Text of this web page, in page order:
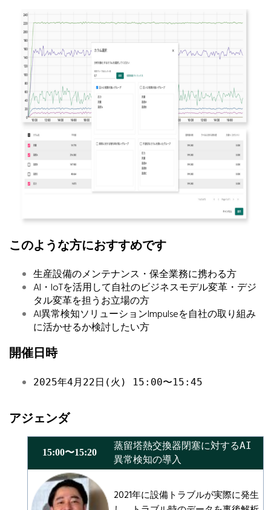
このような方におすすめです
生産設備のメンテナンス・保全業務に携わる方
AI・IoTを活用して自社のビジネスモデル変革・デジ
タル変革を担うお立場の方
AI異常検知ソリューションImpulseを自社の取り組み
に活かせるか検討したい方
開催日時
2025年4月22日(火) 15:00〜15:45
アジェンダ
15:00〜15:20
蒸留塔熱交換器閉塞に対するAI
異常検知の導入
2021年に設備トラブルが実際に発生